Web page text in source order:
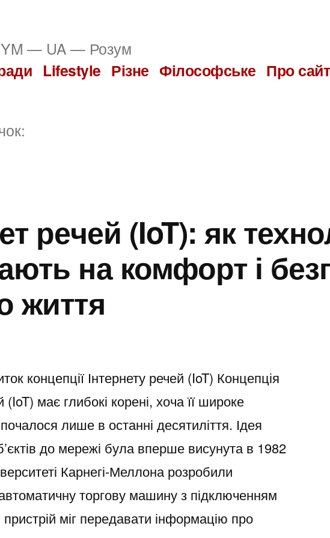
— UA — Розум
Lifestyle Різне Філософське Про сайт
речей (IoT): як
на комфорт і
життя
концепції Інтернету речей (IoT) Концепція
(IoT) має глибокі корені, хоча її широке
лише в останні десятиліття. Ідея
до мережі була вперше висунута в 1982
Карнегі-Меллона розробили
торгову машину з підключенням
міг передавати інформацію про